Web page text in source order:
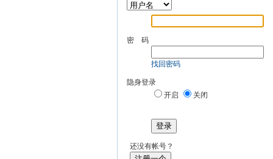
密 码
找回密码
隐身登录
开启
关闭
登录
还没有帐号？